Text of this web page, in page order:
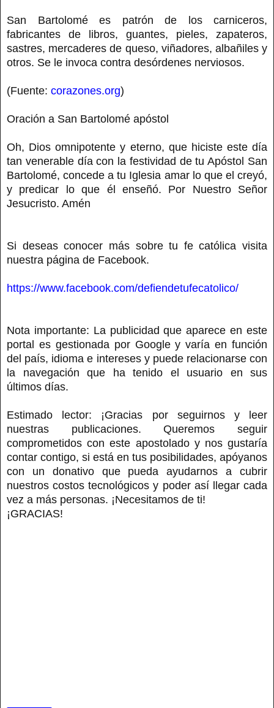
San Bartolomé es patrón de los carniceros,
fabricantes de libros, guantes, pieles, zapateros,
sastres, mercaderes de queso, viñadores, albañiles y
otros. Se le invoca contra desórdenes nerviosos.
(Fuente: corazones.org)
Oración a San Bartolomé apóstol
Oh, Dios omnipotente y eterno, que hiciste este día
tan venerable día con la festividad de tu Apóstol San
Bartolomé, concede a tu Iglesia amar lo que el creyó,
y predicar lo que él enseñó. Por Nuestro Señor
Jesucristo. Amén
Si deseas conocer más sobre tu fe católica visita
nuestra página de Facebook.
https://www.facebook.com/defiendetufecatolico/
Nota importante: La publicidad que aparece en este
portal es gestionada por Google y varía en función
del país, idioma e intereses y puede relacionarse con
la navegación que ha tenido el usuario en sus
últimos días.
Estimado lector: ¡Gracias por seguirnos y leer
nuestras publicaciones. Queremos seguir
comprometidos con este apostolado y nos gustaría
contar contigo, si está en tus posibilidades, apóyanos
con un donativo que pueda ayudarnos a cubrir
nuestros costos tecnológicos y poder así llegar cada
vez a más personas. ¡Necesitamos de ti!
¡GRACIAS!